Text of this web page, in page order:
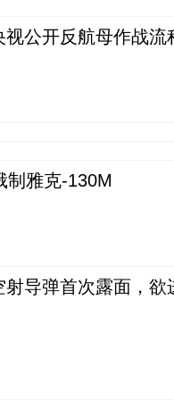
公开反航母作战流
制雅克-130M
射导弹首次露面，欲